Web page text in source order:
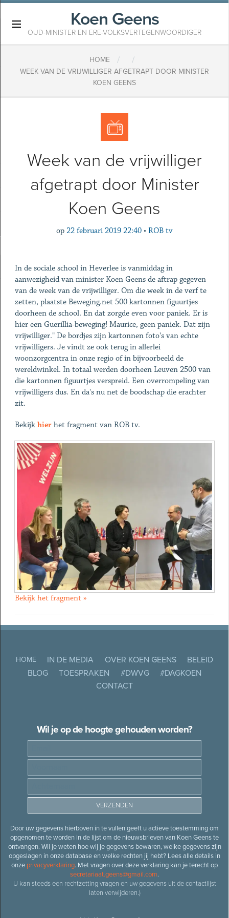
Koen Geens
OUD-MINISTER EN ERE-VOLKSVERTEGENWOORDIGER
HOME / /
WEEK VAN DE VRIJWILLIGER AFGETRAPT DOOR MINISTER
KOEN GEENS
Week van de vrijwilliger
afgetrapt door Minister
Koen Geens
op 22 februari 2019 22:40 • ROB tv
In de sociale school in Heverlee is vanmiddag in
aanwezigheid van minister Koen Geens de aftrap gegeven
van de week van de vrijwilliger. Om die week in de verf te
zetten, plaatste Beweging.net 500 kartonnen figuurtjes
doorheen de school. En dat zorgde even voor paniek. Er is
hier een Guerillia-beweging! Maurice, geen paniek. Dat zijn
vrijwilliger." De bordjes zijn kartonnen foto's van echte
vrijwilligers. Je vindt ze ook terug in allerlei
woonzorgcentra in onze regio of in bijvoorbeeld de
wereldwinkel. In totaal werden doorheen Leuven 2500 van
die kartonnen figuurtjes verspreid. Een overrompeling van
vrijwilligers dus. En da's nu net de boodschap die erachter
zit.
Bekijk hier het fragment van ROB tv.
Bekijk het fragment »
HOME IN DE MEDIA OVER KOEN GEENS
BELEID
BLOG
TOESPRAKEN #DWVG
#DAGKOEN
CONTACT
Wil je op de hoogte gehouden worden?
Door uw gegevens hierboven in te vullen geeft u actieve toestemming om
opgenomen te worden in de lijst om de nieuwsbrieven van Koen Geens te
ontvangen. Wil je weten hoe wij je gegevens bewaren, welke gegevens zijn
opgeslagen in onze database en welke rechten jij hebt? Lees alle details in
onze privacyverklaring. Met vragen over deze verklaring kan je terecht op
secretariaat.geens@gmail.com.
U kan steeds een rechtzetting vragen en uw gegevens uit de contactlijst
laten verwijderen.)